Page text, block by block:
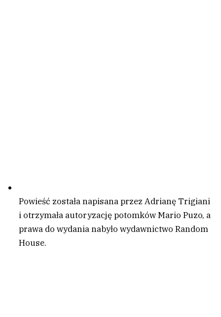
Powieść została napisana przez Adrianę Trigiani
i otrzymała autoryzację potomków Mario Puzo, a
prawa do wydania nabyło wydawnictwo Random
House.